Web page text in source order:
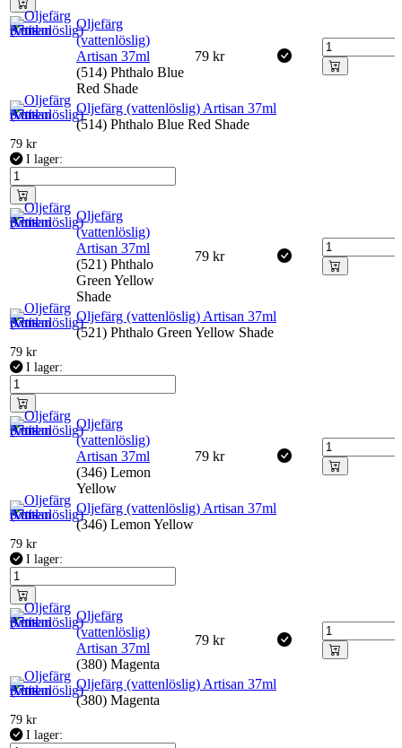
Oljefärg
(vattenlöslig)
Artisan 37ml
(514) Phthalo Blue
Red Shade
79 kr
Oljefärg (vattenlöslig) Artisan 37ml
(514) Phthalo Blue Red Shade
79 kr
I lager:
Oljefärg
(vattenlöslig)
Artisan 37ml
(521) Phthalo
Green Yellow
Shade
79 kr
Oljefärg (vattenlöslig) Artisan 37ml
(521) Phthalo Green Yellow Shade
79 kr
I lager:
Oljefärg
(vattenlöslig)
Artisan 37ml
(346) Lemon
Yellow
79 kr
Oljefärg (vattenlöslig) Artisan 37ml
(346) Lemon Yellow
79 kr
I lager:
Oljefärg
(vattenlöslig)
Artisan 37ml
(380) Magenta
79 kr
Oljefärg (vattenlöslig) Artisan 37ml
(380) Magenta
79 kr
I lager: